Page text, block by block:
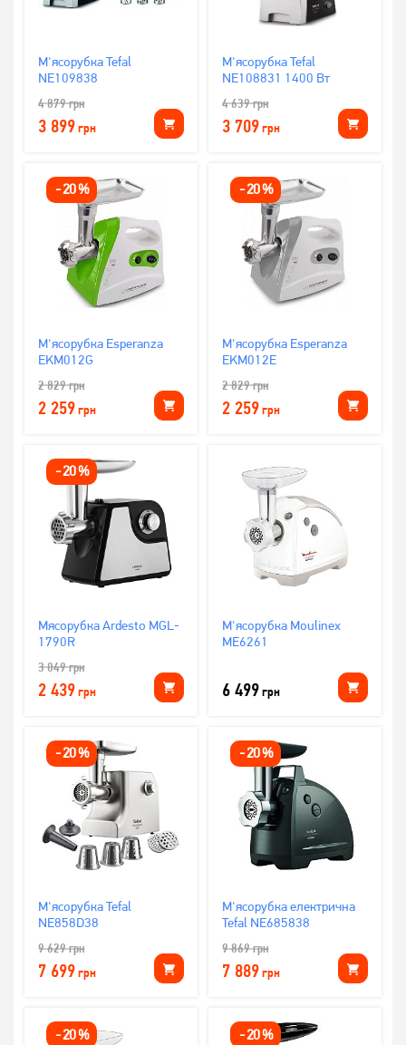
М'ясорубка Tefal
NE109838
4 879грн
3 899грн
М'ясорубка Tefal
NE108831 1400 Вт
4 639грн
3 709грн
-20%
М'ясорубка Esperanza
EKM012G
2 829грн
2 259грн
-20%
М'ясорубка Esperanza
EKM012E
2 829грн
2 259грн
-20%
Мясорубка Ardesto MGL-
1790R
3 049грн
2 439грн
М'ясорубка Moulinex
ME6261
6 499грн
-20%
М'ясорубка Tefal
NE858D38
9 629грн
7 699грн
-20%
М'ясорубка електрична
Tefal NE685838
9 869грн
7 889грн
-20% -20%